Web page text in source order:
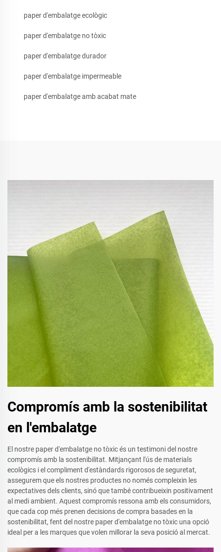
paper d'embalatge ecològic
paper d'embalatge no tòxic
paper d'embalatge durador
paper d'embalatge impermeable
paper d'embalatge amb acabat mate
Compromís amb la sostenibilitat
en l'embalatge
El nostre paper d'embalatge no tòxic és un testimoni del nostre
compromís amb la sostenibilitat. Mitjançant l'ús de materials
ecològics i el compliment d'estàndards rigorosos de seguretat,
assegurem que els nostres productes no només compleixin les
expectatives dels clients, sinó que també contribueixin positivament
al medi ambient. Aquest compromís ressona amb els consumidors,
que cada cop més prenen decisions de compra basades en la
sostenibilitat, fent del nostre paper d'embalatge no tòxic una opció
ideal per a les marques que volen millorar la seva posició al mercat.